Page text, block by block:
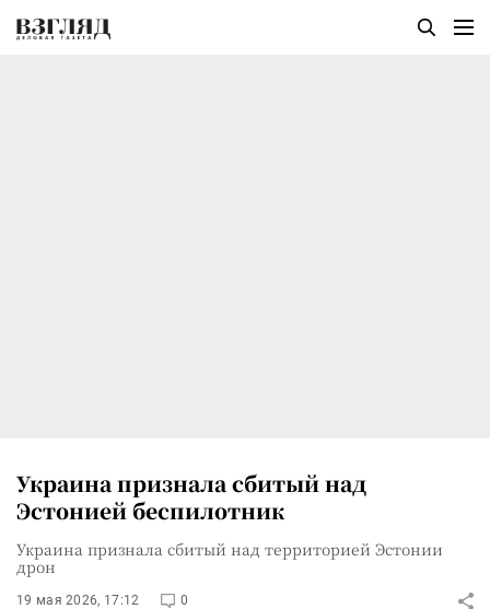
Украина признала сбитый над
Эстонией беспилотник
Украина признала сбитый над территорией Эстонии
дрон
19 мая 2026, 17:12 0